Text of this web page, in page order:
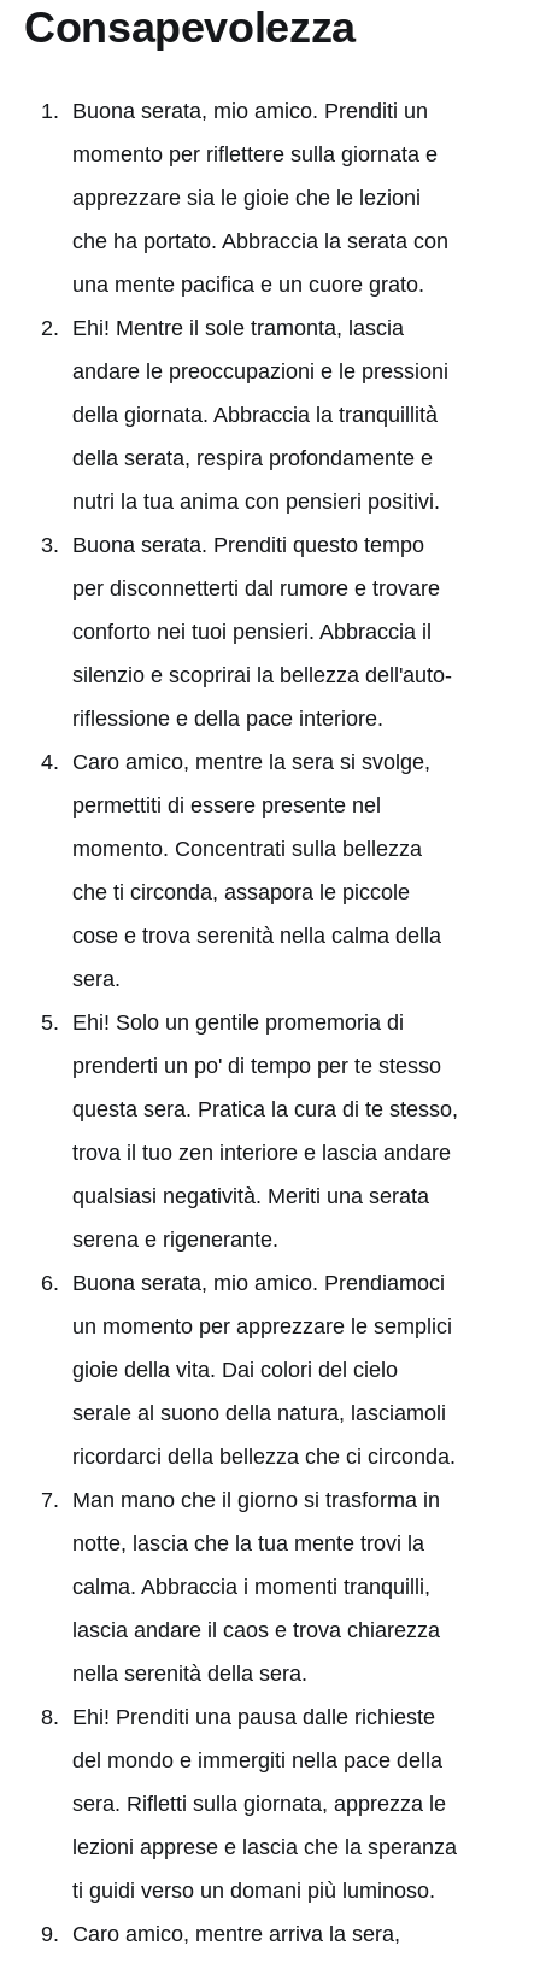
Consapevolezza
Buona serata, mio amico. Prenditi un
momento per riflettere sulla giornata e
apprezzare sia le gioie che le lezioni
che ha portato. Abbraccia la serata con
una mente pacifica e un cuore grato.
Ehi! Mentre il sole tramonta, lascia
andare le preoccupazioni e le pressioni
della giornata. Abbraccia la tranquillità
della serata, respira profondamente e
nutri la tua anima con pensieri positivi.
Buona serata. Prenditi questo tempo
per disconnetterti dal rumore e trovare
conforto nei tuoi pensieri. Abbraccia il
silenzio e scoprirai la bellezza dell'auto-
riflessione e della pace interiore.
Caro amico, mentre la sera si svolge,
permettiti di essere presente nel
momento. Concentrati sulla bellezza
che ti circonda, assapora le piccole
cose e trova serenità nella calma della
sera.
Ehi! Solo un gentile promemoria di
prenderti un po' di tempo per te stesso
questa sera. Pratica la cura di te stesso,
trova il tuo zen interiore e lascia andare
qualsiasi negatività. Meriti una serata
serena e rigenerante.
Buona serata, mio amico. Prendiamoci
un momento per apprezzare le semplici
gioie della vita. Dai colori del cielo
serale al suono della natura, lasciamoli
ricordarci della bellezza che ci circonda.
Man mano che il giorno si trasforma in
notte, lascia che la tua mente trovi la
calma. Abbraccia i momenti tranquilli,
lascia andare il caos e trova chiarezza
nella serenità della sera.
Ehi! Prenditi una pausa dalle richieste
del mondo e immergiti nella pace della
sera. Rifletti sulla giornata, apprezza le
lezioni apprese e lascia che la speranza
ti guidi verso un domani più luminoso.
Caro amico, mentre arriva la sera,